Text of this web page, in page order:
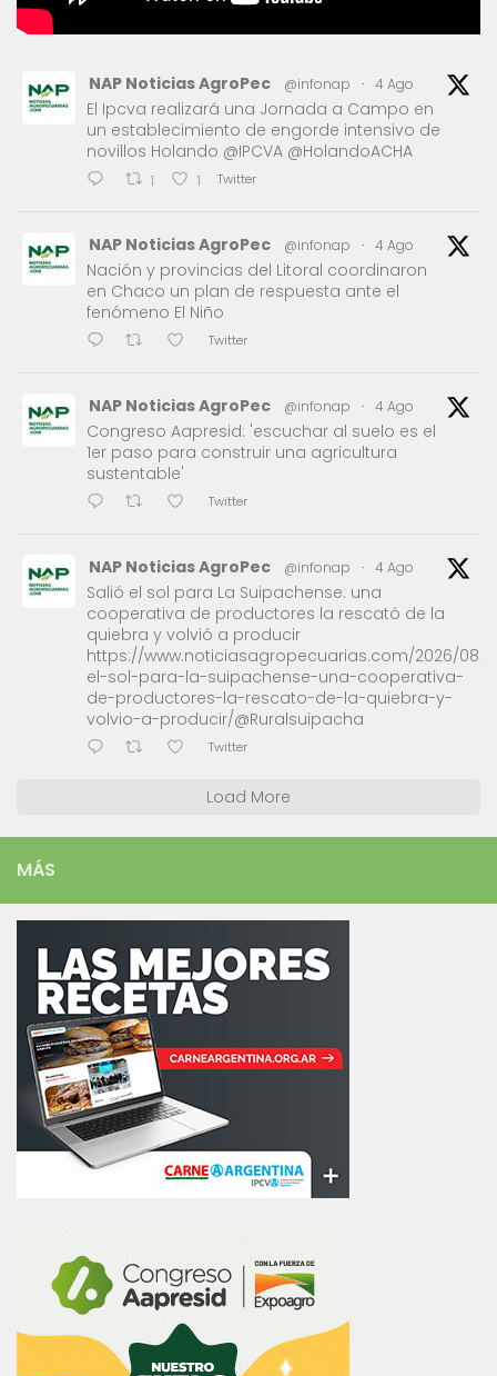
NAP Noticias AgroPec @infonap · 4 Ago
El Ipcva realizará una Jornada a Campo en
un establecimiento de engorde intensivo de
novillos Holando @IPCVA @HolandoACHA
1 1 Twitter
NAP Noticias AgroPec @infonap · 4 Ago
Nación y provincias del Litoral coordinaron
en Chaco un plan de respuesta ante el
fenómeno El Niño
Twitter
NAP Noticias AgroPec @infonap · 4 Ago
Congreso Aapresid: 'escuchar al suelo es el
1er paso para construir una agricultura
sustentable'
Twitter
NAP Noticias AgroPec @infonap · 4 Ago
Salió el sol para La Suipachense: una
cooperativa de productores la rescató de la
quiebra y volvió a producir
https://www.noticiasagropecuarias.com/2026/08/
el-sol-para-la-suipachense-una-cooperativa-
de-productores-la-rescato-de-la-quiebra-y-
volvio-a-producir/@Ruralsuipacha
Twitter
Load More
MÁS